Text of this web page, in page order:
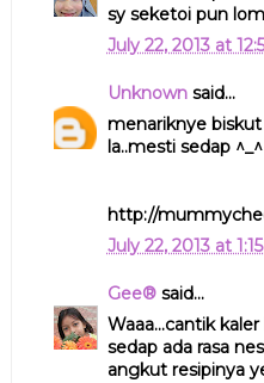
sy seketoi pun
July 22, 2013 at
Unknownsaid...
menariknye
la..mesti sedap
http://
July 22, 2013 at
Gee®said...
Waaa...cantik
sedap ada rasa
angkut resipinya